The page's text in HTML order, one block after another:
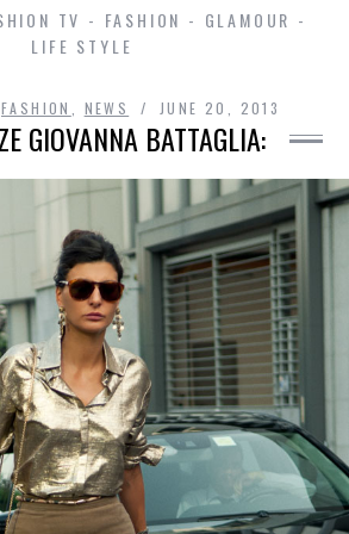
TV - FASHION - GLAMOUR -
LIFE STYLE
FASHION NEWS JUNE 20, 2013
GIOVANNA BATTAGLIA: